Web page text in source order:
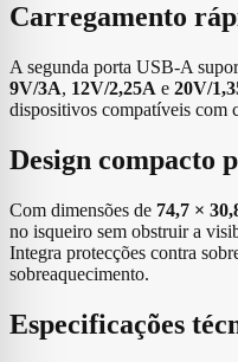
Carregamento
A segunda porta USB-A
9V/3A, 12V/2,25A e 20V/
dispositivos compatíveis com
Design compacto
Com dimensões de 74,7 ×
no isqueiro sem obstruir a
Integra protecções contra
sobreaquecimento.
Especificações